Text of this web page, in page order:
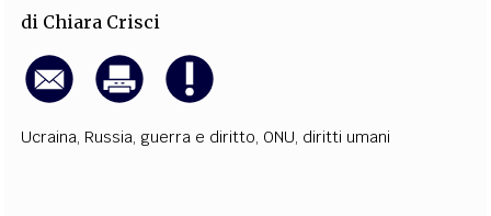
di Chiara Crisci
Ucraina, Russia, guerra e diritto, ONU, diritti umani